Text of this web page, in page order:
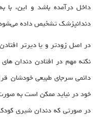
داخل درآمده باشد و این،
دندانپزشک تشخیص داده
در اصل زودتر و یا دیرتر
نکته مهم در افتادن دندان
دائمی سرجای طبیعی خودشان
خود در نیاید ممکن است به
در صورتی که دندان شیری